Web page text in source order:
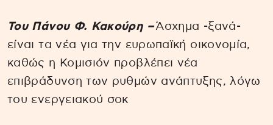
Toυ Πάνου Φ. Κακούρη –Άσχημα -ξανά-
είναι τα νέα για την ευρωπαϊκή οικονομία,
καθώς η Κομισιόν προβλέπει νέα
επιβράδυνση των ρυθμών ανάπτυξης, λόγω
του ενεργειακού σοκ